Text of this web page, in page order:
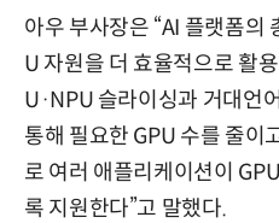
아우 부사장은 “AI 플랫폼의
U 자원을 더 효율적으로 활
U·NPU 슬라이싱과 거대언
통해 필요한 GPU 수를 줄
로 여러 애플리케이션이
록 지원한다”고 말했다.